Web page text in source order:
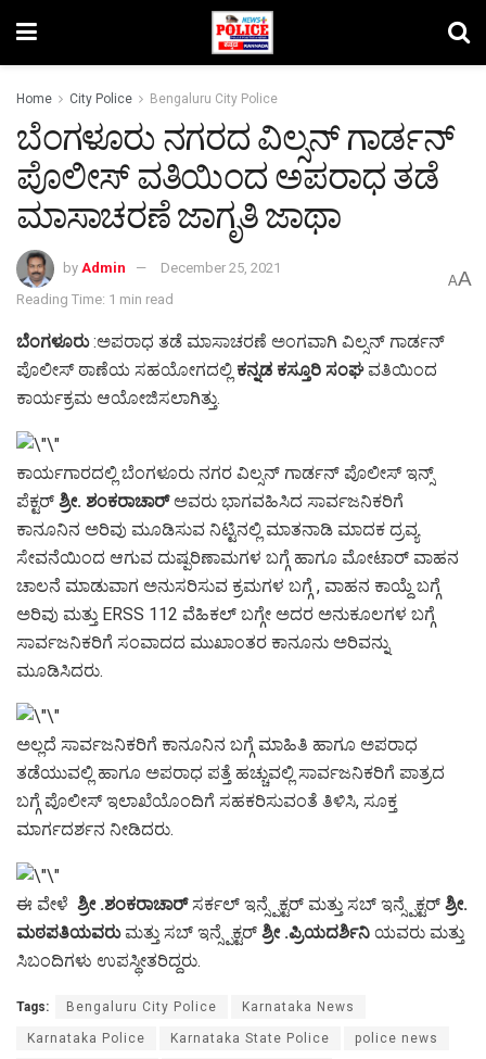
Home City Police Bengaluru City Police
ಬೆಂಗಳೂರು ನಗರದ ವಿಲ್ಸನ್ ಗಾರ್ಡನ್
ಪೊಲೀಸ್ ವತಿಯಿಂದ ಅಪರಾಧ ತಡೆ
ಮಾಸಾಚರಣೆ ಜಾಗೃತಿ ಜಾಥಾ
by Admin
December 25, 2021
Reading Time: 1 min read
AA
ಬೆಂಗಳೂರು:ಅಪರಾಧ ತಡೆ ಮಾಸಾಚರಣೆ ಅಂಗವಾಗಿ ವಿಲ್ಸನ್ ಗಾರ್ಡನ್
ಪೊಲೀಸ್ ಠಾಣೆಯ ಸಹಯೋಗದಲ್ಲಿ ಕನ್ನಡ ಕಸ್ತೂರಿ ಸಂಘ ವತಿಯಿಂದ
ಕಾರ್ಯಕ್ರಮ ಆಯೋಜಿಸಲಾಗಿತ್ತು.
ಕಾರ್ಯಗಾರದಲ್ಲಿ ಬೆಂಗಳೂರು ನಗರ ವಿಲ್ಸನ್ ಗಾರ್ಡನ್ ಪೊಲೀಸ್ ಇನ್ಸ್
ಪೆಕ್ಟರ್ ಶ್ರೀ. ಶಂಕರಾಚಾರ್ಅವರು ಭಾಗವಹಿಸಿದ ಸಾರ್ವಜನಿಕರಿಗೆ
ಕಾನೂನಿನ ಅರಿವು ಮೂಡಿಸುವ ನಿಟ್ಟಿನಲ್ಲಿ ಮಾತನಾಡಿ ಮಾದಕ ದ್ರವ್ಯ
ಸೇವನೆಯಿಂದ ಆಗುವ ದುಷ್ಪರಿಣಾಮಗಳ ಬಗ್ಗೆ ಹಾಗೂ ಮೋಟಾರ್ ವಾಹನ
ಚಾಲನೆ ಮಾಡುವಾಗ ಅನುಸರಿಸುವ ಕ್ರಮಗಳ ಬಗ್ಗೆ , ವಾಹನ ಕಾಯ್ದೆ ಬಗ್ಗೆ
ಅರಿವು ಮತ್ತು ERSS 112 ವೆಹಿಕಲ್ ಬಗ್ಗೇ ಅದರ ಅನುಕೂಲಗಳ ಬಗ್ಗೆ
ಸಾರ್ವಜನಿಕರಿಗೆ ಸಂವಾದದ ಮುಖಾಂತರ ಕಾನೂನು ಅರಿವನ್ನು
ಮೂಡಿಸಿದರು.
ಅಲ್ಲದೆ ಸಾರ್ವಜನಿಕರಿಗೆ ಕಾನೂನಿನ ಬಗ್ಗೆ ಮಾಹಿತಿ ಹಾಗೂ ಅಪರಾಧ
ತಡೆಯುವಲ್ಲಿ ಹಾಗೂ ಅಪರಾಧ ಪತ್ತೆ ಹಚ್ಚುವಲ್ಲಿ ಸಾರ್ವಜನಿಕರಿಗೆ ಪಾತ್ರದ
ಬಗ್ಗೆ ಪೊಲೀಸ್ ಇಲಾಖೆಯೊಂದಿಗೆ ಸಹಕರಿಸುವಂತೆ ತಿಳಿಸಿ, ಸೂಕ್ತ
ಮಾರ್ಗದರ್ಶನ ನೀಡಿದರು.
ಈ ವೇಳೆ ಶ್ರೀ .ಶಂಕರಾಚಾರ್ಸರ್ಕಲ್ ಇನ್ಸ್ಪೆಕ್ಟರ್ ಮತ್ತು ಸಬ್ ಇನ್ಸ್ಪೆಕ್ಟರ್ ಶ್ರೀ.
ಮಠಪತಿಯವರುಮತ್ತು ಸಬ್ ಇನ್ಸ್ಪೆಕ್ಟರ್ ಶ್ರೀ .ಪ್ರಿಯದರ್ಶಿನಿ ಯವರು ಮತ್ತು
ಸಿಬಂದಿಗಳು ಉಪಸ್ಥೀತರಿದ್ದರು.
Tags: Bengaluru City Police Karnataka News
Karnataka Police Karnataka State Police police news